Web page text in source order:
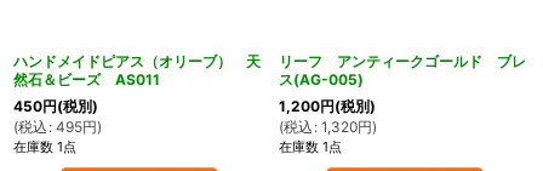
ハンドメイドピアス（オリーブ） 天
然石＆ビーズ AS011
450円(税別)
(税込 : 495円)
在庫数 1点
リーフ アンティークゴールド ブレ
ス(AG-005)
1,200円(税別)
(税込 : 1,320円)
在庫数 1点